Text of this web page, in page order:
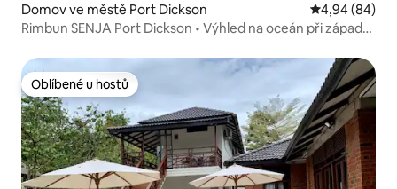
Domov ve městě Port Dickson Průměrné
4,94 (84)
Rimbun SENJA Port Dickson • Výhled na oceán při západu
Oblíbené u hostů
Oblíbené u hostů